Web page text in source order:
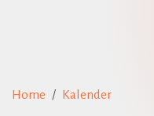
Home Kalender